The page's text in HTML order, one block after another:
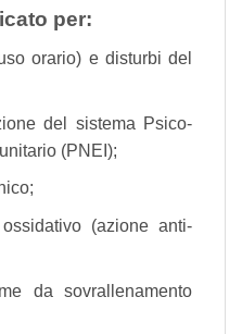
per:
orario) e disturbi del
del sistema Psico-
(PNEI);
(azione anti-
da sovrallenamento